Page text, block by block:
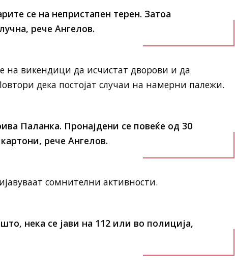
се на непристапен терен. Затоа
рече Ангелов.
на викендици да исчистат дворови и да
дека постојат случаи на намерни палежи.
Паланка. Пронајдени се повеќе од 30
рече Ангелов.
сомнителни активности.
нека се јави на 112 или во полиција,